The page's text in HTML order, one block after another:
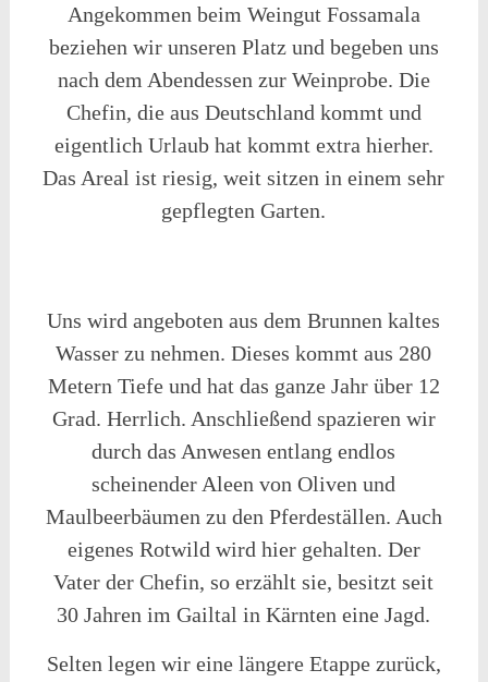
Angekommen beim Weingut Fossamala
beziehen wir unseren Platz und begeben uns
nach dem Abendessen zur Weinprobe. Die
Chefin, die aus Deutschland kommt und
eigentlich Urlaub hat kommt extra hierher.
Das Areal ist riesig, weit sitzen in einem sehr
gepflegten Garten.
Uns wird angeboten aus dem Brunnen kaltes
Wasser zu nehmen. Dieses kommt aus 280
Metern Tiefe und hat das ganze Jahr über 12
Grad. Herrlich. Anschließend spazieren wir
durch das Anwesen entlang endlos
scheinender Aleen von Oliven und
Maulbeerbäumen zu den Pferdeställen. Auch
eigenes Rotwild wird hier gehalten. Der
Vater der Chefin, so erzählt sie, besitzt seit
30 Jahren im Gailtal in Kärnten eine Jagd.
Selten legen wir eine längere Etappe zurück,